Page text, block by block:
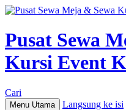
Pusat Sewa
Kursi Event
Cari
Menu Utama Langsung ke isi